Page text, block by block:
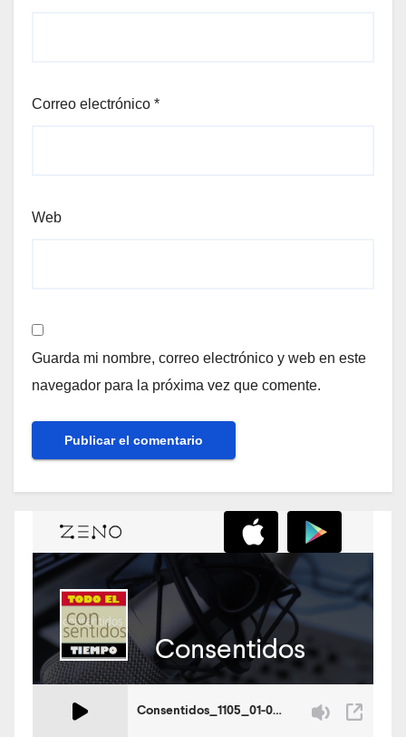
Correo electrónico *
Web
Guarda mi nombre, correo electrónico y web en este
navegador para la próxima vez que comente.